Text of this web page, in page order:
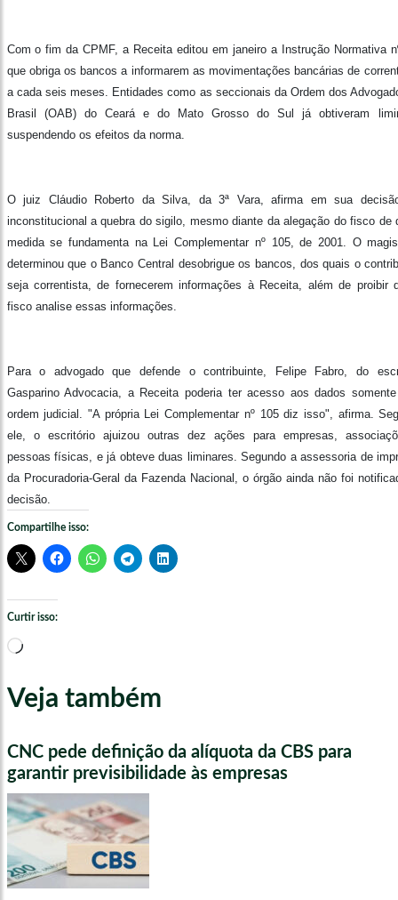
Com o fim da CPMF, a Receita editou em janeiro a Instrução Normativa
que obriga os bancos a informarem as movimentações bancárias de
a cada seis meses. Entidades como as seccionais da Ordem dos
Brasil (OAB) do Ceará e do Mato Grosso do Sul já obtiveram
suspendendo os efeitos da norma.
O juiz Cláudio Roberto da Silva, da 3ª Vara, afirma em sua
inconstitucional a quebra do sigilo, mesmo diante da alegação do fisco de
medida se fundamenta na Lei Complementar nº 105, de 2001. O
determinou que o Banco Central desobrigue os bancos, dos quais o
seja correntista, de fornecerem informações à Receita, além de proibir
fisco analise essas informações.
Para o advogado que defende o contribuinte, Felipe Fabro, do
Gasparino Advocacia, a Receita poderia ter acesso aos dados
ordem judicial. "A própria Lei Complementar nº 105 diz isso", afirma.
ele, o escritório ajuizou outras dez ações para empresas,
pessoas físicas, e já obteve duas liminares. Segundo a assessoria de
da Procuradoria-Geral da Fazenda Nacional, o órgão ainda não foi
decisão.
Compartilhe isso:
Curtir isso:
Carregando...
Veja também
CNC pede definição da alíquota da CBS para
garantir previsibilidade às empresas